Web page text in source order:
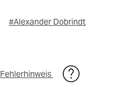
#Alexander Dobrindt
Fehlerhinweis